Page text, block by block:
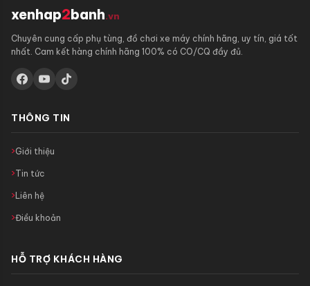
xenhap2banh.vn
Chuyên cung cấp phụ tùng, đồ chơi xe máy chính hãng, uy tín, giá tốt
nhất. Cam kết hàng chính hãng 100% có CO/CQ đầy đủ.
THÔNG TIN
Giới thiệu
Tin tức
Liên hệ
Điều khoản
HỖ TRỢ KHÁCH HÀNG